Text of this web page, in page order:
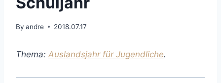
By andre 2018.07.17
Thema: Auslandsjahr für Jugendliche.